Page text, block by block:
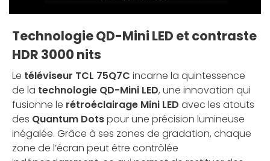
Technologie QD-Mini LED et contraste
HDR 3000 nits
Le téléviseur TCL 75Q7C incarne la quintessence
de la technologie QD-Mini LED, une innovation qui
fusionne le rétroéclairage Mini LED avec les atouts
des Quantum Dotspour une précision lumineuse
inégalée. Grâce à ses zones de gradation, chaque
zone de l’écran peut être contrôlée